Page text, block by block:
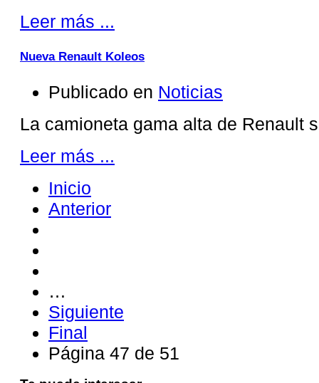
Leer más ...
Nueva Renault Koleos
Publicado en Noticias
La camioneta gama alta de Renault
Leer más ...
Inicio
Anterior
…
Siguiente
Final
Página 47 de 51